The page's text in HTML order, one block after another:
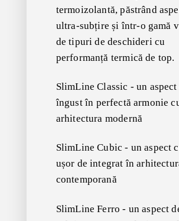
termoizolantă, păstrând
ultra-subțireși într-o gamă
de tipuri de deschideri cu
performanță termică de top.
SlimLine Classic - un
îngustîn perfectă armonie
arhitectura modernă
SlimLine Cubic - un aspect
ușor de integrat în
contemporană
SlimLine Ferro - un aspect